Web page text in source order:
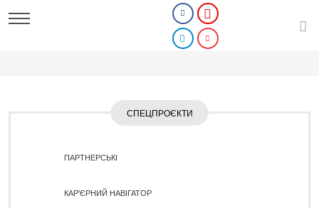
СПЕЦПРОЄКТИ
ПАРТНЕРСЬКІ
КАР'ЄРНИЙ НАВІГАТОР